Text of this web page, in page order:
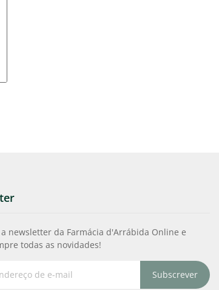
a newsletter da Farmácia d'Arrábida Online e
todas as novidades!
Subscrever